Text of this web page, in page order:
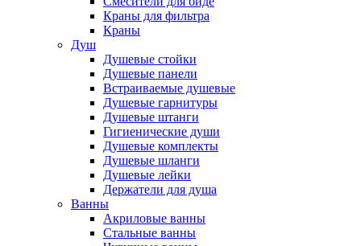
Краны для фильтра
Краны
Душ
Душевые стойки
Душевые панели
Встраиваемые душевые
Душевые гарнитуры
Душевые штанги
Гигиенические души
Душевые комплекты
Душевые шланги
Душевые лейки
Держатели для душа
Ванны
Акриловые ванны
Стальные ванны